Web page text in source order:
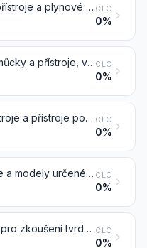
Ostatní dýchací přístroje a plynové masky, kromě ochranných masek bez mechanických částí a vyměnitelných filtrů CLO
0%
Ortopedické pomůcky a přístroje, včetně berlí, chirurgických pásů a kýlních pásů; dlahy a jiné prostředky k léčbě zlomenin; umělé části těla; pomůcky pro nedoslýchavé a jiné prostředky nošené v ruce nebo na těle anebo implantované v organismu ke kompenzování následků nějaké vady nebo neschopnostiCLO
0%
Rentgenové přístroje a přístroje používající záření alfa, beta gama nebo jiné ionizující záření, též pro lékařské, chirurgické, zubolékařské nebo zvěrolékařské účely, včetně radiografických nebo radioterapeutických přístrojů, rentgenky a jiná zařízení k výrobě rentgenových paprsků, generátory vysokého napětí, ovládací panely a stoly, prosvětlovací štíty, vyšetřovací a ozařovací stoly, křesla a podobné výrobky CLO
0%
Nástroje, přístroje a modely určené k předváděcím účelům (například při vyučování nebo na výstavách), nevhodné pro jiné účely CLO
0%
Stroje a přístroje pro zkoušení tvrdosti, pevnosti v tahu, stlačitelnosti, pružnosti nebo jiných mechanických vlastností materiálů (například kovů, dřeva, textilních materiálů, papíru, plastů) CLO
0%